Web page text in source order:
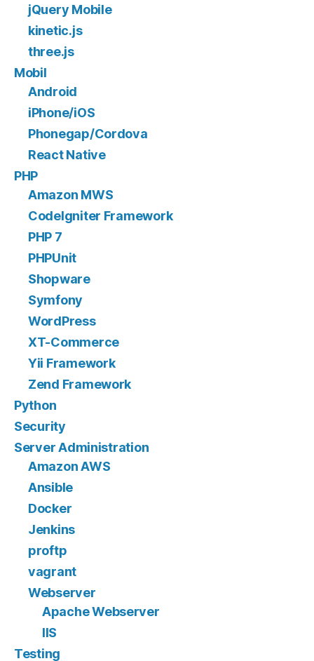
jQuery Mobile
kinetic.js
three.js
Mobil
Android
iPhone/iOS
Phonegap/Cordova
React Native
PHP
Amazon MWS
CodeIgniter Framework
PHP 7
PHPUnit
Shopware
Symfony
WordPress
XT-Commerce
Yii Framework
Zend Framework
Python
Security
Server Administration
Amazon AWS
Ansible
Docker
Jenkins
proftp
vagrant
Webserver
Apache Webserver
IIS
Testing